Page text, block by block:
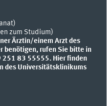
zum Studium)
Ärztin/einem Arzt des
benötigen, rufen Sie bitte in
251 83 55555. Hier finden
des Universitätsklinikums